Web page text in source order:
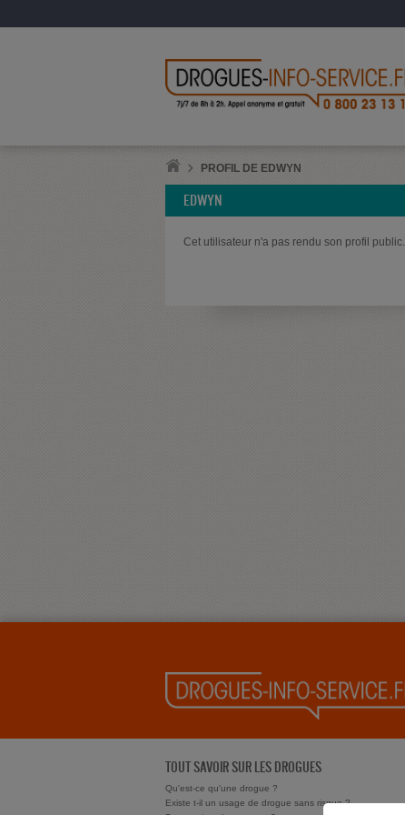
PROFIL DE EDWYN
EDWYN
Cet utilisateur n'a pas rendu son profil public.
TOUT SAVOIR SUR LES DROGUES
Qu'est-ce qu'une drogue ?
Existe t-il un usage de drogue sans risque ?